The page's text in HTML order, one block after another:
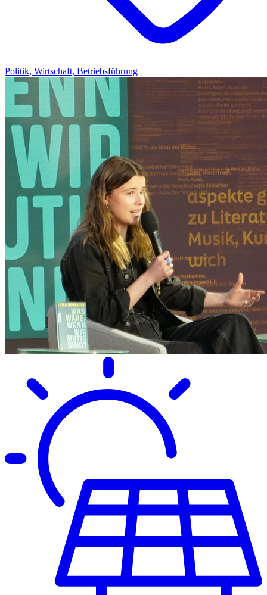
Politik, Wirtschaft, Betriebsführung